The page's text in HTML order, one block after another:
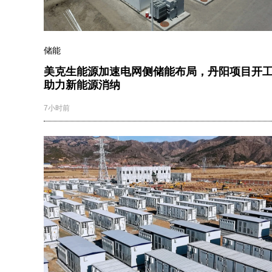
储能
美克生能源加速电网侧储能布局，丹阳项目开
助力新能源消纳
7小时前